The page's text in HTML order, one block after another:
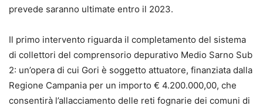
prevede saranno ultimate entro il 2023.
Il primo intervento riguarda il completamento del sistema
di collettori del comprensorio depurativo Medio Sarno Sub
2: un’opera di cui Gori è soggetto attuatore, finanziata dalla
Regione Campania per un importo € 4.200.000,00, che
consentirà l’allacciamento delle reti fognarie dei comuni di